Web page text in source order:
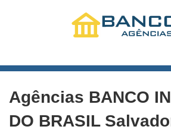
Agências BANCO
DO BRASIL